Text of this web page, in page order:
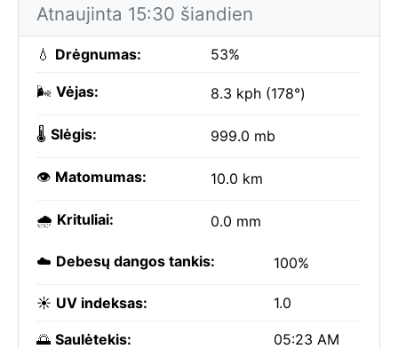
Atnaujinta 15:30 šiandien
💧 Drėgnumas: 53%
🌬️ Vėjas: 8.3 kph (178°)
🌡️ Slėgis: 999.0 mb
👁️ Matomumas: 10.0 km
🌧️ Krituliai: 0.0 mm
☁️ Debesų dangos tankis: 100%
☀️ UV indeksas: 1.0
🌅 Saulėtekis: 05:23 AM